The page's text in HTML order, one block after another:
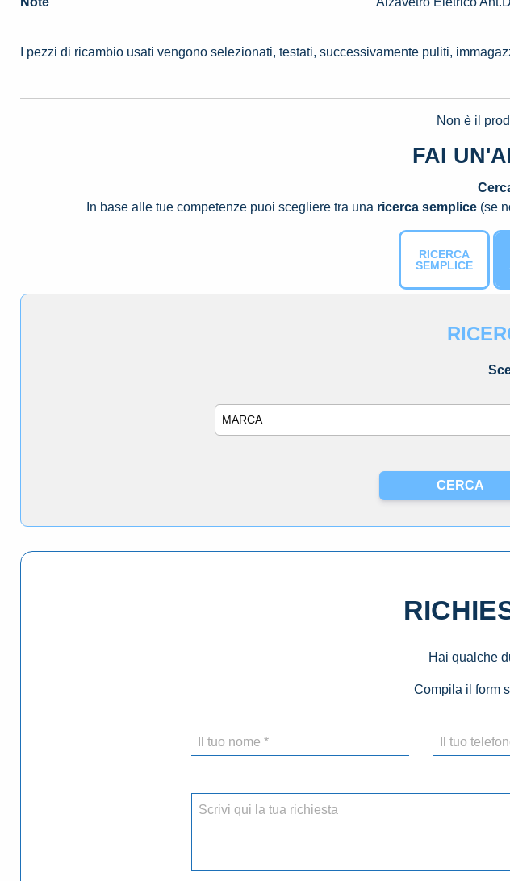
I pezzi di ricambio usati vengono selezionati, testati, successivamente puliti,
Non è il
FAI
In base alle tue competenze puoi scegliere tra una ricerca semplice (se
RICERCA
SEMPLICE
Marca
Hai qualche
Compila il form